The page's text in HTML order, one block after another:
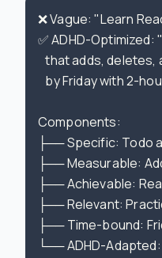
❌ Vague: "Learn
✅ ADHD-
that adds,
by Friday with 2-
Components:
├── Specific: Todo
├── Measurable:
├── Achievable:
├── Relevant:
├── Time-bound: